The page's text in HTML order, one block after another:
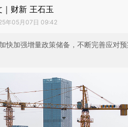
｜财新 王石玉
年05月07日 09:42
快加强增量政策储备，不断完善应对